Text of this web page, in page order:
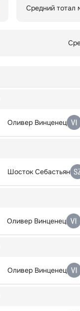
Средний тотал
Оливер Винценец
Шосток Себастьян
Оливер Винценец
Оливер Винценец